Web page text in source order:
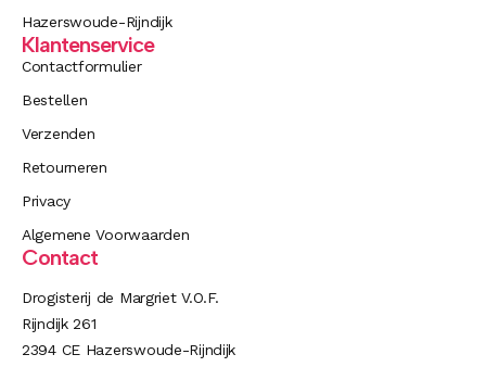
Hazerswoude-Rijndijk
Klantenservice
Contactformulier
Bestellen
Verzenden
Retourneren
Privacy
Algemene Voorwaarden
Contact
Drogisterij de Margriet V.O.F.
Rijndijk 261
2394 CE Hazerswoude-Rijndijk